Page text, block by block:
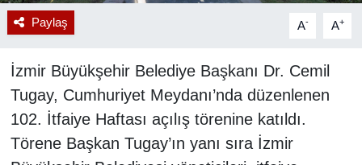
Paylaş A- A+
İzmir Büyükşehir Belediye Başkanı Dr. Cemil
Tugay, Cumhuriyet Meydanı’nda düzenlenen
102. İtfaiye Haftası açılış törenine katıldı.
Törene Başkan Tugay’ın yanı sıra İzmir